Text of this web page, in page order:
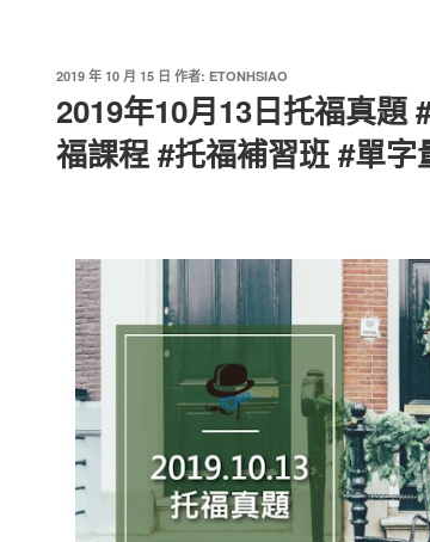
發
於
2019 年 10 月 15 日 作者: ETONHSIAO
2019年10月13日托福真題
福課程 #托福補習班 #單字